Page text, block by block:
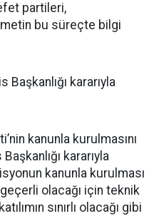
partileri,
bu süreçte bilgi
kararıyla
kanunla kurulmasını
kararıyla
kanunla kurulması
olacağı için teknik
sınırlı olacağı gibi